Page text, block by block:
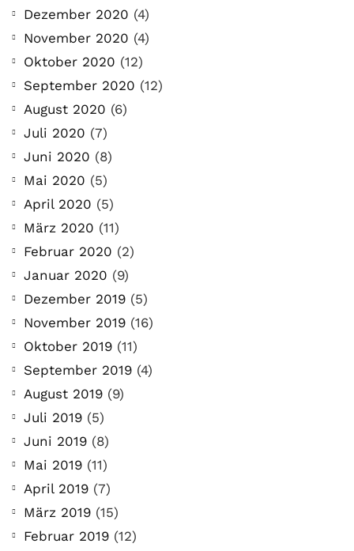
Dezember 2020 (4)
November 2020 (4)
Oktober 2020 (12)
September 2020 (12)
August 2020 (6)
Juli 2020 (7)
Juni 2020 (8)
Mai 2020 (5)
April 2020 (5)
März 2020 (11)
Februar 2020 (2)
Januar 2020 (9)
Dezember 2019 (5)
November 2019 (16)
Oktober 2019 (11)
September 2019 (4)
August 2019 (9)
Juli 2019 (5)
Juni 2019 (8)
Mai 2019 (11)
April 2019 (7)
März 2019 (15)
Februar 2019 (12)